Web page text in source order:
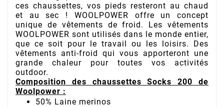
ces chaussettes, vos pieds resteront au chaud
et au sec ! WOOLPOWER offre un concept
unique de vêtements de froid. Les vêtements
WOOLPOWER sont utilisés dans le monde entier,
que ce soit pour le travail ou les loisirs. Des
vêtements anti-froid qui vous apporteront une
grande chaleur pour toutes vos activités
outdoor.
Composition des chaussettes Socks 200 de
Woolpower :
50% Laine merinos